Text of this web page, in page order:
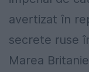
avertizat în
secrete ruse
Marea